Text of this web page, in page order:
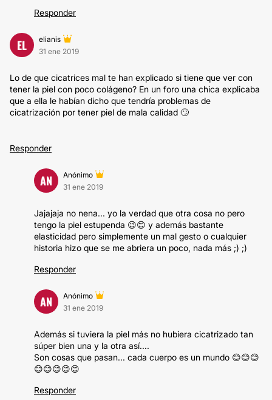
Responder
EL
elianis
31 ene 2019
Lo de que cicatrices mal te han explicado si tiene que ver con
tener la piel con poco colágeno? En un foro una chica explicaba
que a ella le habían dicho que tendría problemas de
cicatrización por tener piel de mala calidad 🙄
Responder
AN
Anónimo
31 ene 2019
Jajajaja no nena... yo la verdad que otra cosa no pero
tengo la piel estupenda 😉😊 y además bastante
elasticidad pero simplemente un mal gesto o cualquier
historia hizo que se me abriera un poco, nada más ;) ;)
Responder
AN
Anónimo
31 ene 2019
Además si tuviera la piel más no hubiera cicatrizado tan
súper bien una y la otra así....
Son cosas que pasan... cada cuerpo es un mundo 😊😊😊
😊😊😊😊😊
Responder